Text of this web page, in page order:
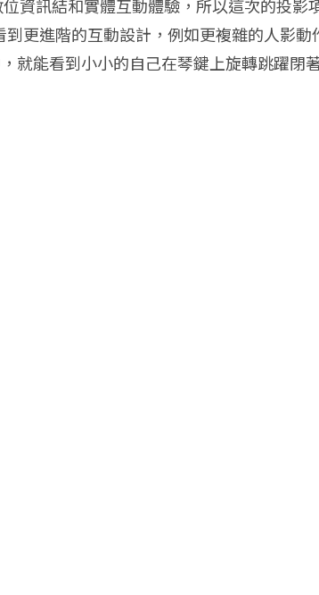
資訊結和實體互動體驗，所以這次的投影
更進階的互動設計，例如更複雜的人影
能看到小小的自己在琴鍵上旋轉跳躍閉